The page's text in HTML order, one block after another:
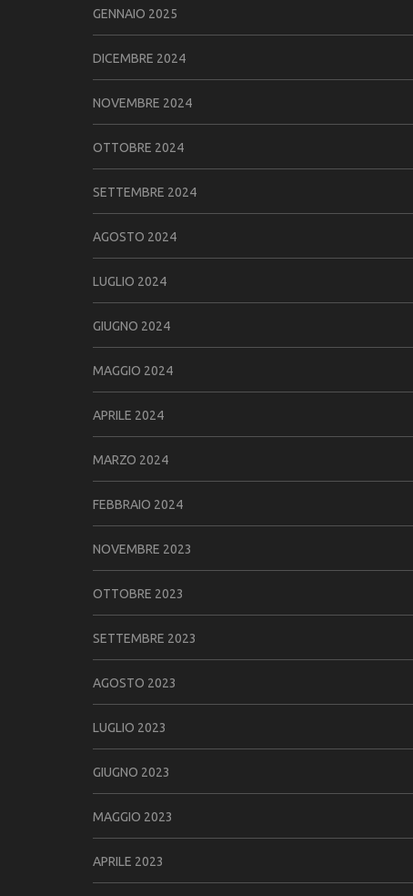
GENNAIO 2025
DICEMBRE 2024
NOVEMBRE 2024
OTTOBRE 2024
SETTEMBRE 2024
AGOSTO 2024
LUGLIO 2024
GIUGNO 2024
MAGGIO 2024
APRILE 2024
MARZO 2024
FEBBRAIO 2024
NOVEMBRE 2023
OTTOBRE 2023
SETTEMBRE 2023
AGOSTO 2023
LUGLIO 2023
GIUGNO 2023
MAGGIO 2023
APRILE 2023